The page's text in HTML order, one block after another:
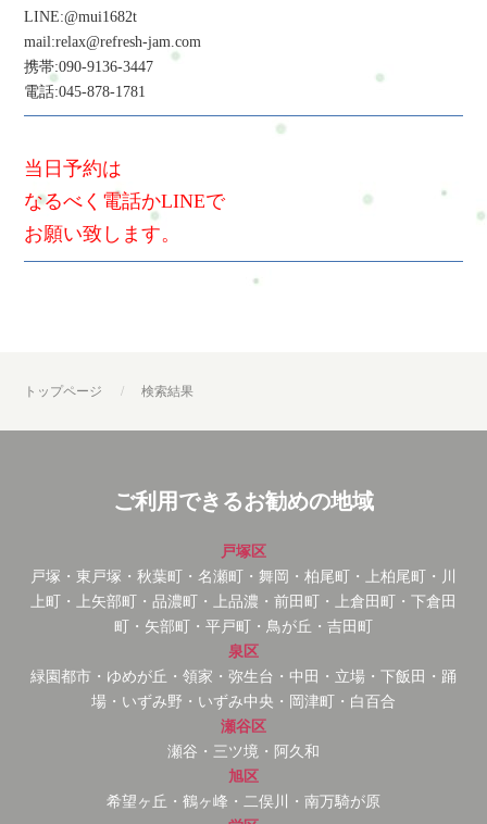
LINE:@mui1682t
mail:relax@refresh-jam.com
携帯:090-9136-3447
電話:045-878-1781
当日予約は
なるべく電話かLINEで
お願い致します。
トップページ 検索結果
ご利用できるお勧めの地域
戸塚区
戸塚・東戸塚・秋葉町・名瀬町・舞岡・柏尾町・上柏尾町・川
上町・上矢部町・品濃町・上品濃・前田町・上倉田町・下倉田
町・矢部町・平戸町・鳥が丘・吉田町
泉区
緑園都市・ゆめが丘・領家・弥生台・中田・立場・下飯田・踊
場・いずみ野・いずみ中央・岡津町・白百合
瀬谷区
瀬谷・三ツ境・阿久和
旭区
希望ヶ丘・鶴ヶ峰・二俣川・南万騎が原